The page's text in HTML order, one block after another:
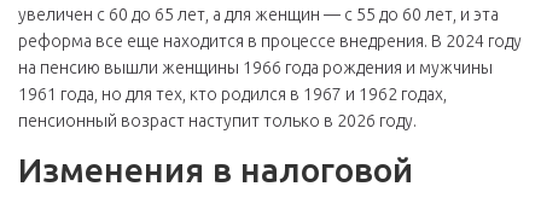
увеличен с 60 до 65 лет, а для женщин — с 55 до 60 лет, и эта
реформа все еще находится в процессе внедрения. В 2024 году
на пенсию вышли женщины 1966 года рождения и мужчины
1961 года, но для тех, кто родился в 1967 и 1962 годах,
пенсионный возраст наступит только в 2026 году.
Изменения в налоговой